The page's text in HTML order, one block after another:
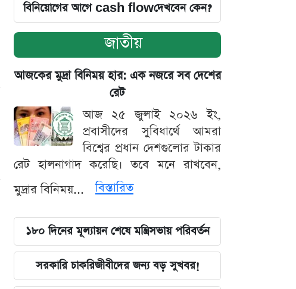
বিনিয়োগের আগে cash flowদেখবেন কেন?
জাতীয়
আজকের মুদ্রা বিনিময় হার: এক নজরে সব দেশের
রেট
আজ ২৫ জুলাই ২০২৬ ইং,
প্রবাসীদের সুবিধার্থে আমরা
বিশ্বের প্রধান দেশগুলোর টাকার
রেট হালনাগাদ করেছি। তবে মনে রাখবেন,
মুদ্রার বিনিময়...
বিস্তারিত
১৮০ দিনের মূল্যায়ন শেষে মন্ত্রিসভায় পরিবর্তন
সরকারি চাকরিজীবীদের জন্য বড় সুখবর!